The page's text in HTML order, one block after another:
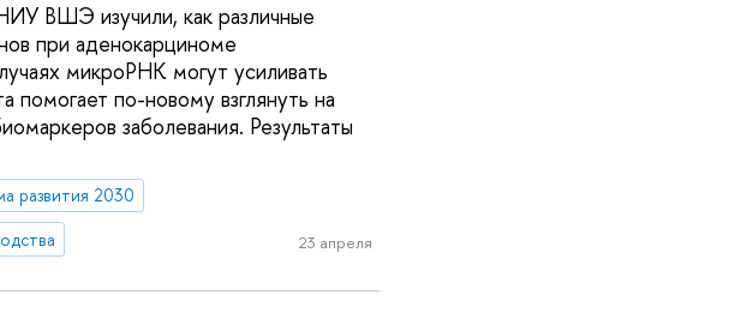
ВШЭ изучили, как различные
при аденокарциноме
микроРНК могут усиливать
помогает по-новому взглянуть на
заболевания. Результаты
развития 2030
23 апреля